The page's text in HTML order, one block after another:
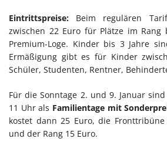
Eintrittspreise: Beim regulären
zwischen 22 Euro für Plätze im
Premium-Loge. Kinder bis 3 Jahre
Ermäßigung gibt es für Kinder
Schüler, Studenten, Rentner,
Für die Sonntage 2. und 9. Januar
11 Uhr als Familientage mit
kostet dann 25 Euro, die
und der Rang 15 Euro.